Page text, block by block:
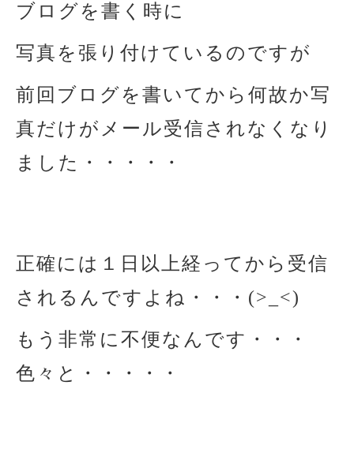
ブログを書く時に
写真を張り付けているのですが
前回ブログを書いてから何故か写
真だけがメール受信されなくなり
ました・・・・・
正確には１日以上経ってから受信
されるんですよね・・・(>_<)
もう非常に不便なんです・・・
色々と・・・・・